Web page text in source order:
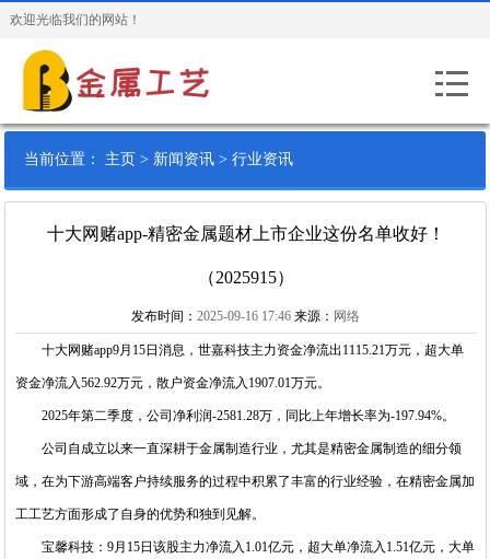
欢迎光临我们的网站！
当前位置： 主页 > 新闻资讯 >行业资讯
十大网赌app-精密金属题材上市企业这份名单收好！
（2025915）
发布时间：2025-09-16 17:46 来源： 网络
十大网赌app9月15日消息，世嘉科技主力资金净流出1115.21万元，超大单
资金净流入562.92万元，散户资金净流入1907.01万元。
2025年第二季度，公司净利润-2581.28万，同比上年增长率为-197.94%。
公司自成立以来一直深耕于金属制造行业，尤其是精密金属制造的细分领
域，在为下游高端客户持续服务的过程中积累了丰富的行业经验，在精密金属加
工工艺方面形成了自身的优势和独到见解。
宝馨科技：9月15日该股主力净流入1.01亿元，超大单净流入1.51亿元，大单